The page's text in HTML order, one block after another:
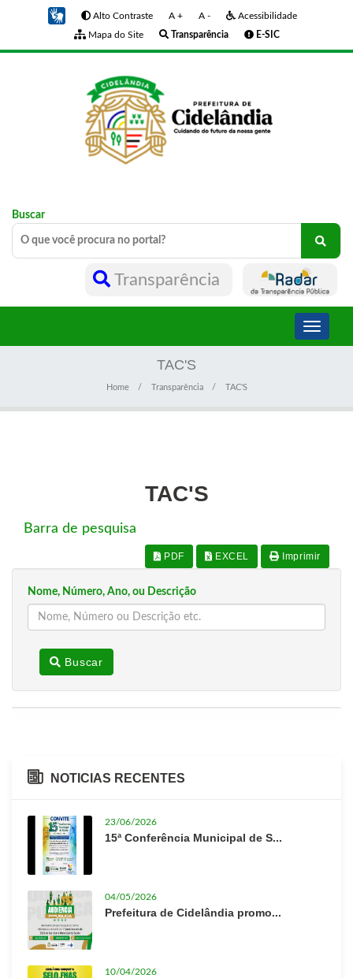
Alto Contraste A + A -
Acessibilidade
Mapa do Site
Transparência E-SIC
Buscar
Transparência
Toggle
TAC'S
Home Transparência TAC'S
TAC'S
Barra de pesquisa
PDF EXCEL Imprimir
Nome, Número, Ano, ou Descrição
Buscar
NOTICIAS RECENTES
23/06/2026
15ª Conferência Municipal de S...
04/05/2026
Prefeitura de Cidelândia promo...
10/04/2026